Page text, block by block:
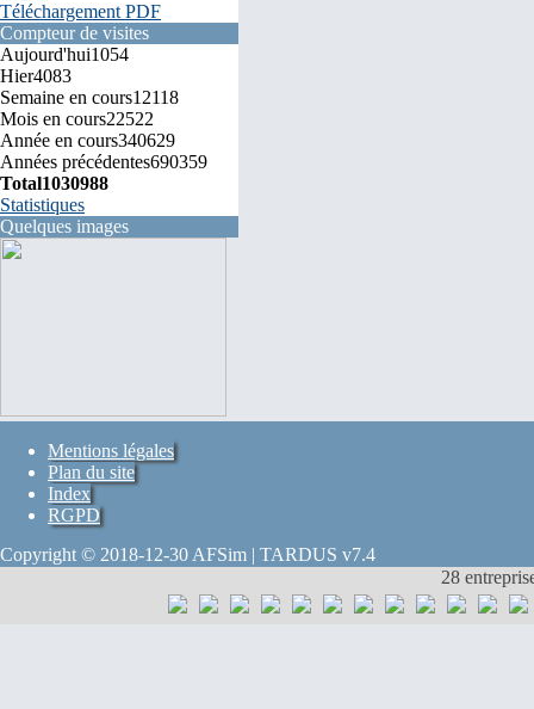
Téléchargement PDF
Compteur de visites
Aujourd'hui1054
Hier4083
Semaine en cours12118
Mois en cours22522
Année en cours340629
Années précédentes690359
Total1030988
Statistiques
Quelques images
Mentions légales
Plan du site
Index
RGPD
Copyright © 2018-12-30 AFSim | TARDUS v7.4
28